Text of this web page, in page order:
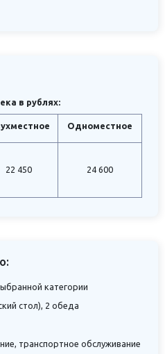
в рублях:
Одноместное
22 450 24 600
категории
стол), 2 обеда
транспортное обслуживание